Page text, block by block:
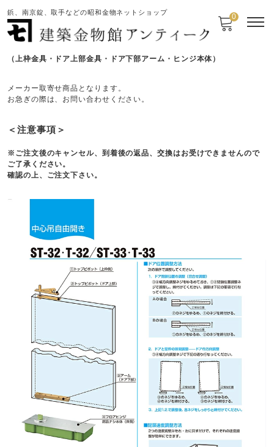
鋲、南京錠、取手などの昭和金物ネットショップ 0
（上枠金具・ドア上部金具・ドア下部アーム・ヒンジ本体）
メーカー取寄せ商品となります。
お急ぎの際は、お問い合わせください。
＜注意事項＞
※ご注文後のキャンセル、到着後の返品、交換はお受けできませんので
ご了承ください。
確認の上、ご注文下さい。